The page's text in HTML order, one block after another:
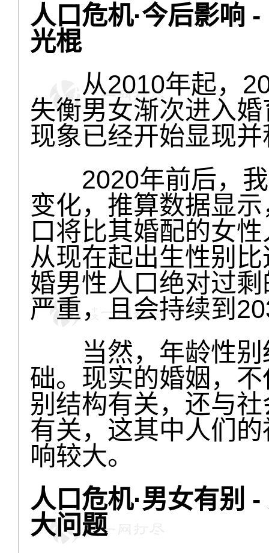
人口危机·今后影响
光棍
从2010年起，20
失衡男女渐次进入
现象已经开始显现
2020年前后，我
变化，推算数据显
口将比其婚配的女
从现在起出生性别
婚男性人口绝对过
严重，且会持续到
当然，年龄性别
础。现实的婚姻，
别结构有关，还与
有关，这其中人们
响较大。
人口危机·男女有别
大问题